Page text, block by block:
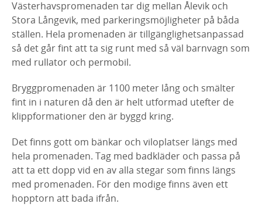
Västerhavspromenaden tar dig mellan Ålevik och
Stora Långevik, med parkeringsmöjligheter på båda
ställen. Hela promenaden är tillgänglighetsanpassad
så det går fint att ta sig runt med så väl barnvagn som
med rullator och permobil.
Bryggpromenaden är 1100 meter lång och smälter
fint in i naturen då den är helt utformad utefter de
klippformationer den är byggd kring.
Det finns gott om bänkar och viloplatser längs med
hela promenaden. Tag med badkläder och passa på
att ta ett dopp vid en av alla stegar som finns längs
med promenaden. För den modige finns även ett
hopptorn att bada ifrån.